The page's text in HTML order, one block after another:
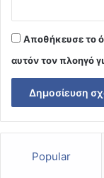
Αποθήκευσε το
αυτόν τον πλοηγό
Popular